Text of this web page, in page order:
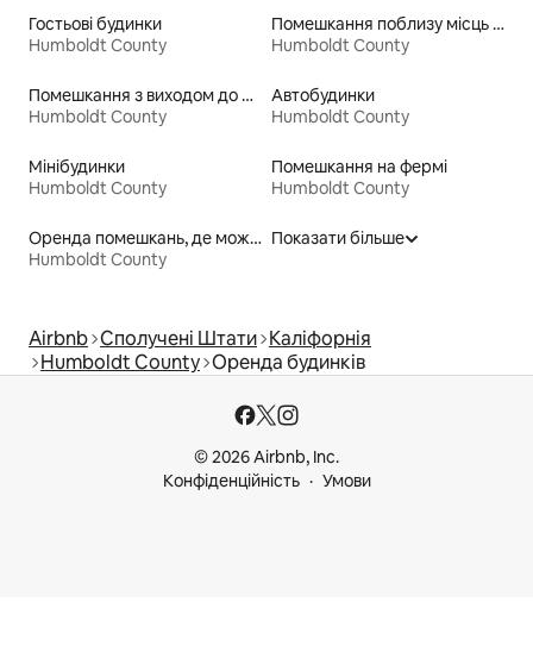
Гостьові будинки
Humboldt County
Помешкання поблизу місць для катання на байдарках
Humboldt County
Помешкання з виходом до пляжу
Humboldt County
Автобудинки
Humboldt County
Мінібудинки
Humboldt County
Помешкання на фермі
Humboldt County
Оренда помешкань, де можна перебувати з домашніми тваринами
Humboldt County
Показати більше
Airbnb Сполучені Штати Каліфорнія
Humboldt County Оренда будинків
© 2026 Airbnb, Inc.
Конфіденційність
Умови